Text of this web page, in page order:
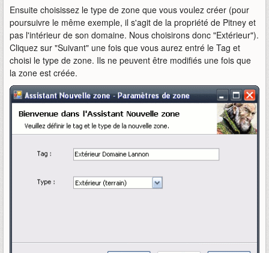
Ensuite choisissez le type de zone que vous voulez créer (pour
poursuivre le même exemple, il s'agit de la propriété de Pitney et
pas l'intérieur de son domaine. Nous choisirons donc "Extérieur").
Cliquez sur "Suivant" une fois que vous aurez entré le Tag et
choisi le type de zone. Ils ne peuvent être modifiés une fois que
la zone est créée.